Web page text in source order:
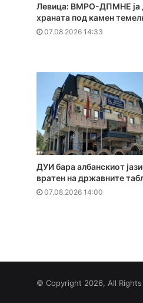
Левица: ВМРО-ДПМНЕ ја
храната под камен
07.08.2026 14:33
ДУИ бара албанскиот
вратен на државните
07.08.2026 14:00
© Copyright 2026, All